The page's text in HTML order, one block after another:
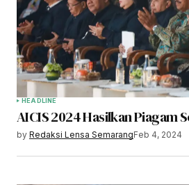
HEADLINE
AICIS 2024 Hasilkan Piagam
by Redaksi Lensa SemarangFeb 4, 2024